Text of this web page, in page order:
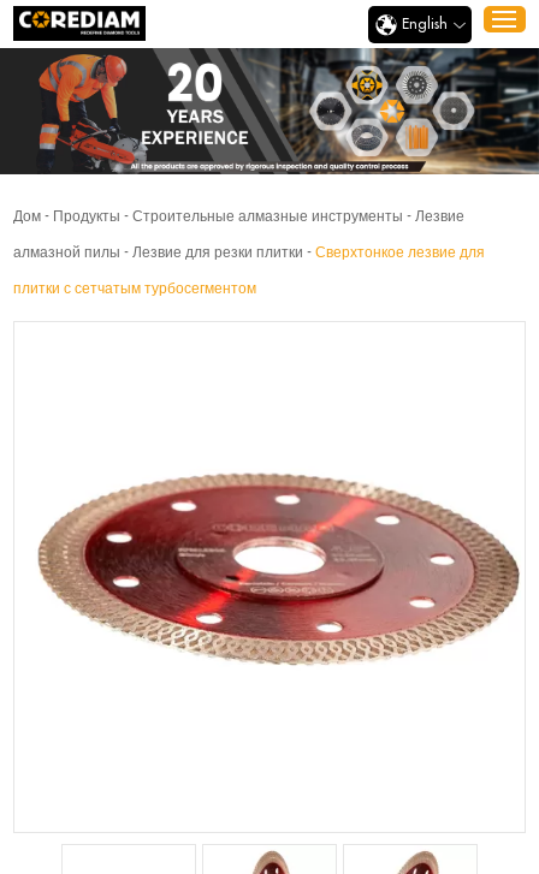
English
Дом - Продукты -Строительные алмазные инструменты - Лезвие
алмазной пилы - Лезвие для резки плитки -Сверхтонкое лезвие для
плитки с сетчатым турбосегментом